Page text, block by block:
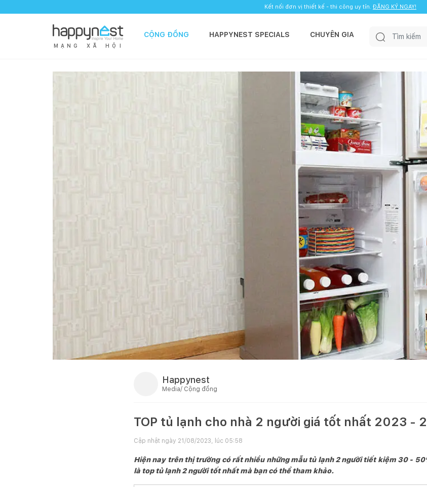
Kết nối đơn vị thiết kế - thi công uy tín. ĐĂNG KÝ NGAY!
M Ạ N G X Ã H Ộ I
CỘNG ĐỒNG HAPPYNEST SPECIALS CHUYÊN GIA
Happynest
Media/ Cộng đồng
TOP tủ lạnh cho nhà 2 người giá tốt nhất 2023 -
Cập nhật ngày 21/08/2023, lúc 05:58
Hiện nay trên thị trường có rất nhiều những mẫu tủ lạnh 2 người tiết kiệm 30 -
là top tủ lạnh 2 người tốt nhất mà bạn có thể tham khảo.